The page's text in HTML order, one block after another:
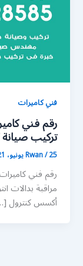
فني كاميرات
تركيب صيانة
Rwan/25 يونيو، 2021
رقم فني
مراقبة بدالات
أكسس كنترول